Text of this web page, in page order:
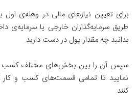
برای تعیین نیازهای مالی در وهله‌ی اول
طریق سرمایه‌گذاران خارجی یا
بدانید چه مقدار پول در دست دارید.
سپس آن را بین بخش‌های مختلف کسب و
نمایید تا تمامی قسمت‌های کسب و
کنند.